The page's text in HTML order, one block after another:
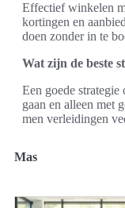
Effectief winkelen
kortingen en
doen zonder in te
Wat zijn de beste
Een goede
gaan en alleen met
men verleidingen
Mas